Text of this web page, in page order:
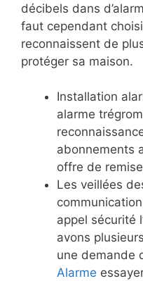
décibels dans
faut cependant
reconnaissent de
protéger sa maison.
Installation
alarme
abonnements
offre de
Les veillées
appel sécurité
avons
une demande
Alarme